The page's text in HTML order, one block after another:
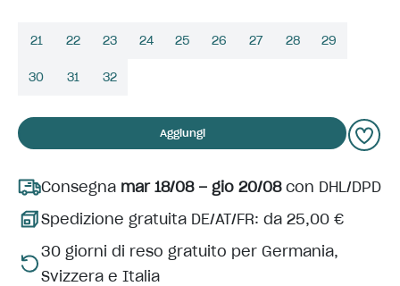
21 22 23 24 25 26 27 28 29
30 31 32
Aggiungi
Consegna mar 18/08 – gio 20/08con DHL/DPD
Spedizione gratuita DE/AT/FR: da 25,00 €
30 giorni di reso gratuito per Germania,
Svizzera e Italia